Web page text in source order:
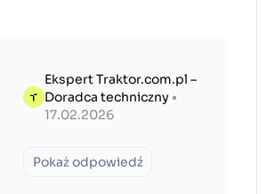
Ekspert Traktor.com.pl –
Doradca techniczny •
17.02.2026
Pokaż odpowiedź